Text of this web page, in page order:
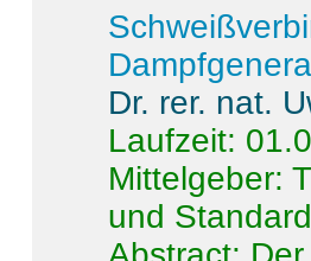
Dr. rer. nat.
Laufzeit:
Mittelgeber:
und